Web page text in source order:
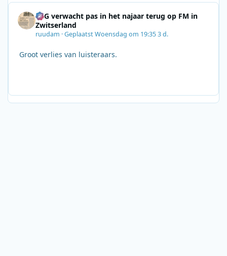
SRG verwacht pas in het najaar terug op FM in
Zwitserland
ruudam ·GeplaatstWoensdag om 19:353 d.
Groot verlies van luisteraars.